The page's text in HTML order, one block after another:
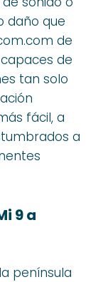
daño que
de
de
tan solo
fácil, a
a
9 a
península